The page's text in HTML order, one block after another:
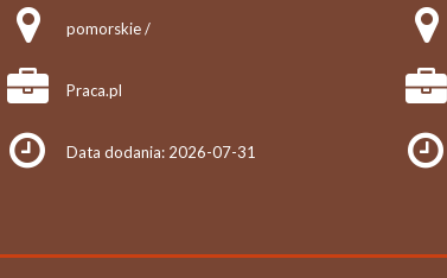
pomorskie /
Praca.pl
Data dodania: 2026-07-31